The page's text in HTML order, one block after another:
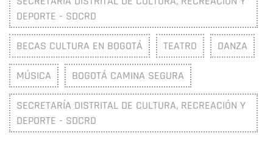
DEPORTE - SDCRD
BECAS CULTURA EN BOGOTÁ TEATRO DANZA
MÚSICA BOGOTÁ CAMINA SEGURA
SECRETARÍA DISTRITAL DE CULTURA, RECREACIÓN Y
DEPORTE - SDCRD